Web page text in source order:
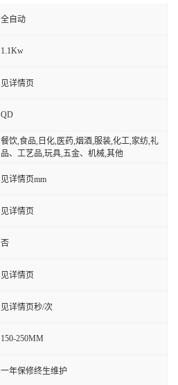
全自动
1.1Kw
见详情页
QD
餐饮,食品,日化,医药,烟酒,服装,化工,家纺,礼
品、工艺品,玩具,五金、机械,其他
见详情页mm
见详情页
否
见详情页
见详情页秒/次
150-250MM
一年保修终生维护